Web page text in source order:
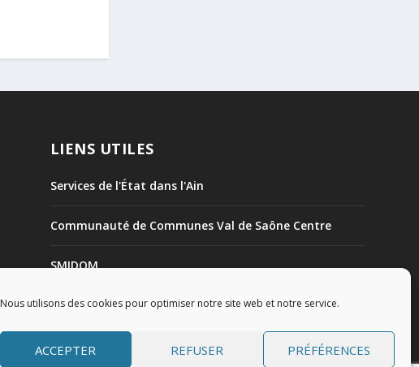
Nous utilisons des cookies pour optimiser notre site web et notre service.
ACCEPTER REFUSER PRÉFÉRENCES
LIENS UTILES
Services de l'État dans l'Ain
Communauté de Communes Val de Saône Centre
SMIDOM
Syndicat des rivières Dombes Chalaronne Bords de